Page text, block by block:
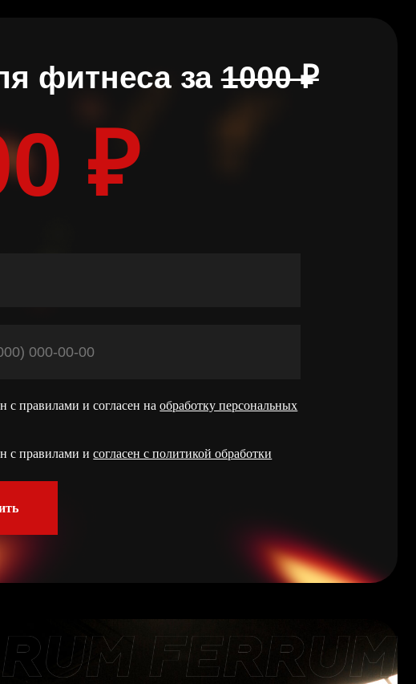
за1000 ₽
согласен на
исогласен с политикой обработки